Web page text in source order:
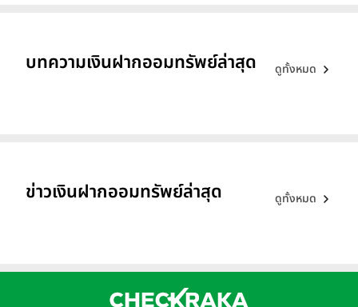
บทความเงินฝากออมทรัพย์ล่าสุด ดูทั้งหมด
ข่าวเงินฝากออมทรัพย์ล่าสุด ดูทั้งหมด